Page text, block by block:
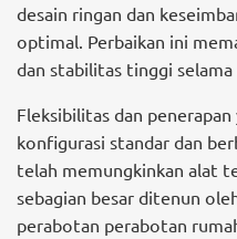
desain ringan dan
optimal. Perbaikan ini
dan stabilitas tinggi
Fleksibilitas dan
konfigurasi standar dan
telah memungkinkan alat
sebagian besar ditenun
perabotan perabotan